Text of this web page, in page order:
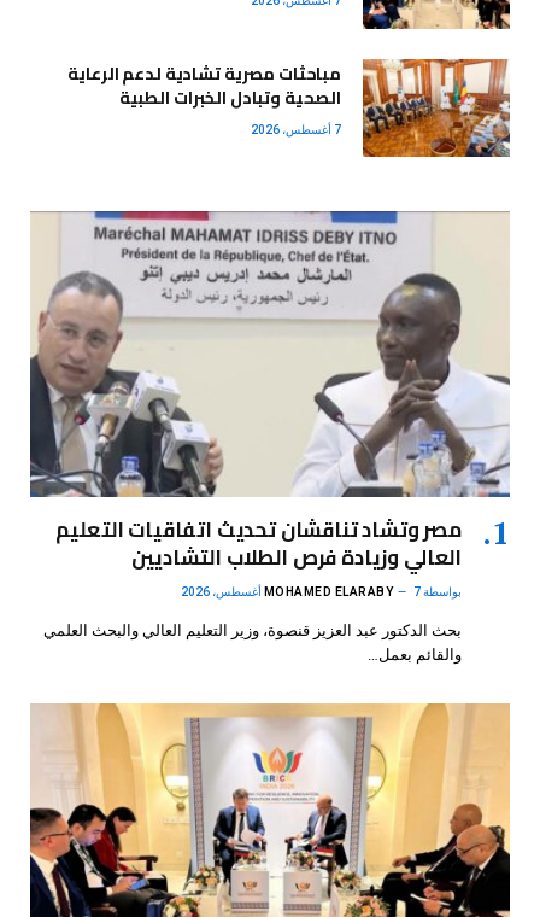
مباحثات مصرية تشادية لدعم الرعاية
الصحية وتبادل الخبرات الطبية
7 أغسطس، 2026
مصر وتشاد تناقشان تحديث اتفاقيات التعليم
العالي وزيادة فرص الطلاب التشاديين
بواسطة MOHAMED ELARABY 7 أغسطس، 2026
بحث الدكتور عبد العزيز قنصوة، وزير التعليم العالي والبحث العلمي
والقائم بعمل…